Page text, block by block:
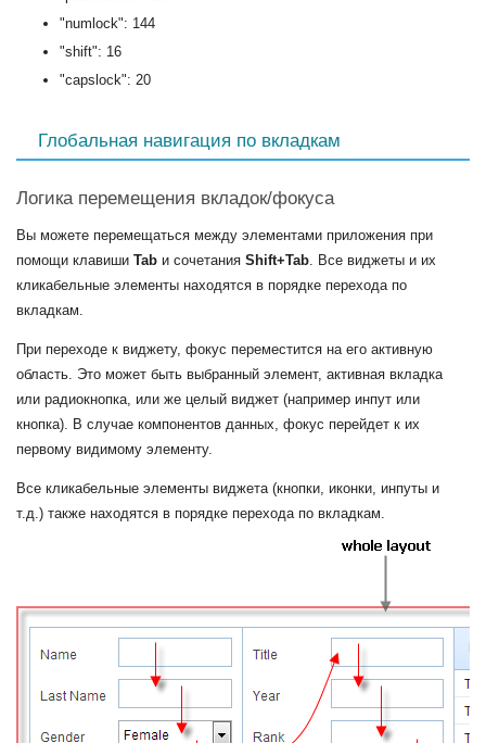
"numlock": 144
"shift": 16
"capslock": 20
Глобальная навигация по вкладкам
Логика перемещения вкладок/фокуса
Вы можете перемещаться между элементами приложения при
помощи клавиши Tab и сочетания Shift+Tab . Все виджеты и их
кликабельные элементы находятся в порядке перехода по
вкладкам.
При переходе к виджету, фокус переместится на его активную
область. Это может быть выбранный элемент, активная вкладка
или радиокнопка, или же целый виджет (например инпут или
кнопка). В случае компонентов данных, фокус перейдет к их
первому видимому элементу.
Все кликабельные элементы виджета (кнопки, иконки, инпуты и
т.д.) также находятся в порядке перехода по вкладкам.